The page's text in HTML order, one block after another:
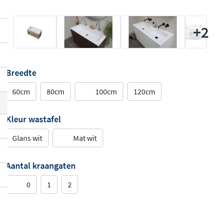
+2
Breedte
60cm 80cm 100cm 120cm
Kleur wastafel
Glans wit Mat wit
Aantal kraangaten
0 1 2